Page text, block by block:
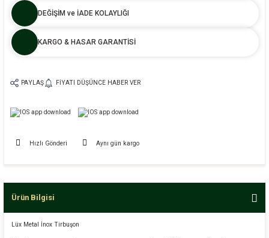
DEĞİŞİM ve İADE KOLAYLIĞI
KARGO & HASAR GARANTİSİ
PAYLAŞ FIYATI DÜŞÜNCE HABER VER
Hızlı Gönderi Aynı gün kargo
Ürün Bilgisi
Lüx Metal İnox Tirbuşon